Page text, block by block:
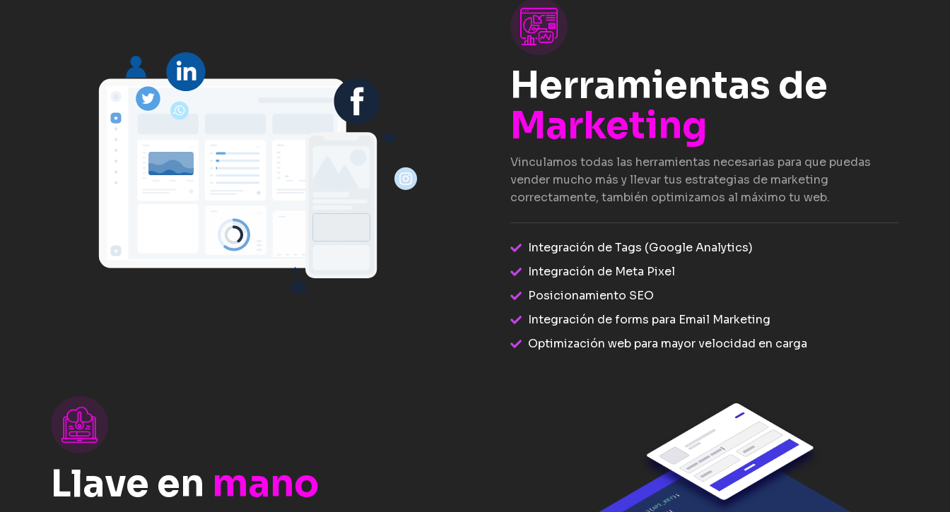
Herramientas de
Marketing
Vinculamos todas las herramientas necesarias para que puedas
vender mucho más y llevar tus estrategias de marketing
correctamente, también optimizamos al máximo tu web.
Integración de Tags (Google Analytics)
Integración de Meta Pixel
Posicionamiento SEO
Integración de forms para Email Marketing
Optimización web para mayor velocidad en carga
Llave en mano